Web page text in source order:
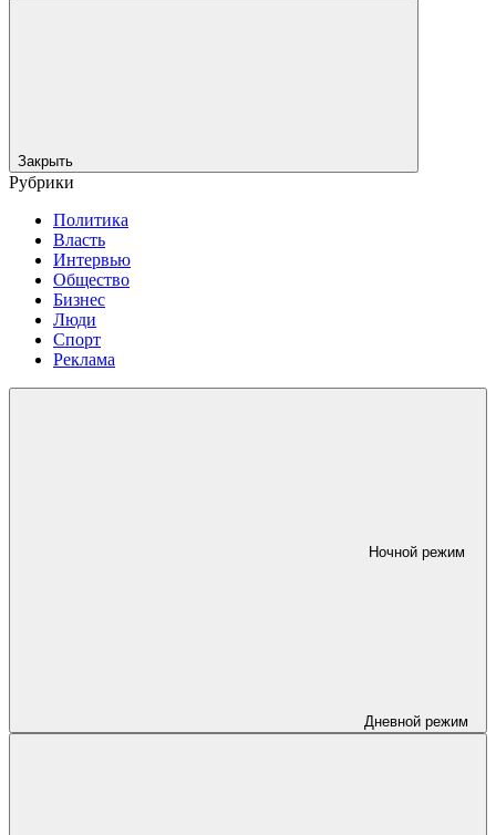
Закрыть
Рубрики
Политика
Власть
Интервью
Общество
Бизнес
Люди
Спорт
Реклама
Ночной режим
Дневной режим